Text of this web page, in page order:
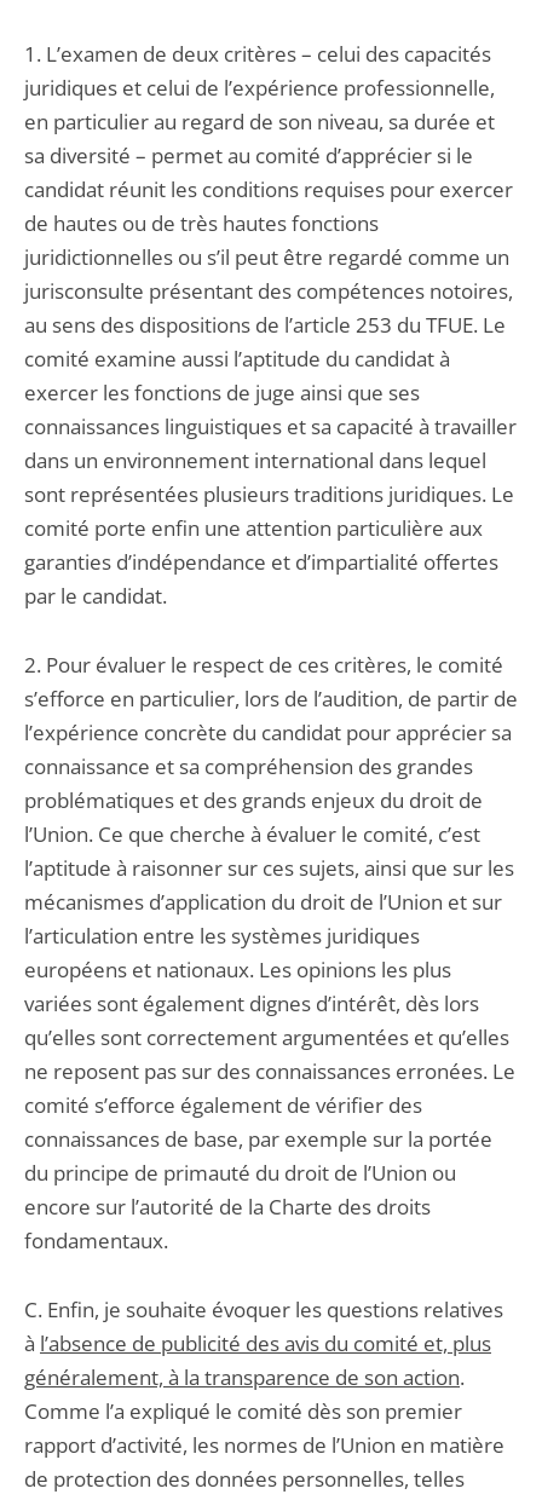
1. L’examen de deux critères – celui des capacités
juridiques et celui de l’expérience professionnelle,
en particulier au regard de son niveau, sa durée et
sa diversité – permet au comité d’apprécier si le
candidat réunit les conditions requises pour exercer
de hautes ou de très hautes fonctions
juridictionnelles ou s’il peut être regardé comme un
jurisconsulte présentant des compétences notoires,
au sens des dispositions de l’article 253 du TFUE. Le
comité examine aussi l’aptitude du candidat à
exercer les fonctions de juge ainsi que ses
connaissances linguistiques et sa capacité à travailler
dans un environnement international dans lequel
sont représentées plusieurs traditions juridiques. Le
comité porte enfin une attention particulière aux
garanties d’indépendance et d’impartialité offertes
par le candidat.
2. Pour évaluer le respect de ces critères, le comité
s’efforce en particulier, lors de l’audition, de partir de
l’expérience concrète du candidat pour apprécier sa
connaissance et sa compréhension des grandes
problématiques et des grands enjeux du droit de
l’Union. Ce que cherche à évaluer le comité, c’est
l’aptitude à raisonner sur ces sujets, ainsi que sur les
mécanismes d’application du droit de l’Union et sur
l’articulation entre les systèmes juridiques
européens et nationaux. Les opinions les plus
variées sont également dignes d’intérêt, dès lors
qu’elles sont correctement argumentées et qu’elles
ne reposent pas sur des connaissances erronées. Le
comité s’efforce également de vérifier des
connaissances de base, par exemple sur la portée
du principe de primauté du droit de l’Union ou
encore sur l’autorité de la Charte des droits
fondamentaux.
C. Enfin, je souhaite évoquer les questions relatives
à l’absence de publicité des avis du comité et, plus
généralement, à la transparence de son action.
Comme l’a expliqué le comité dès son premier
rapport d’activité, les normes de l’Union en matière
de protection des données personnelles, telles